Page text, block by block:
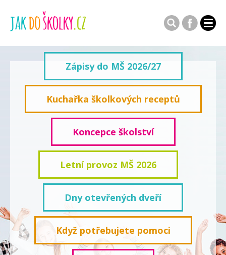
Zápisy do MŠ 2026/27
Kuchařka školkových receptů
Koncepce školství
Letní provoz MŠ 2026
Dny otevřených dveří
Když potřebujete pomoci